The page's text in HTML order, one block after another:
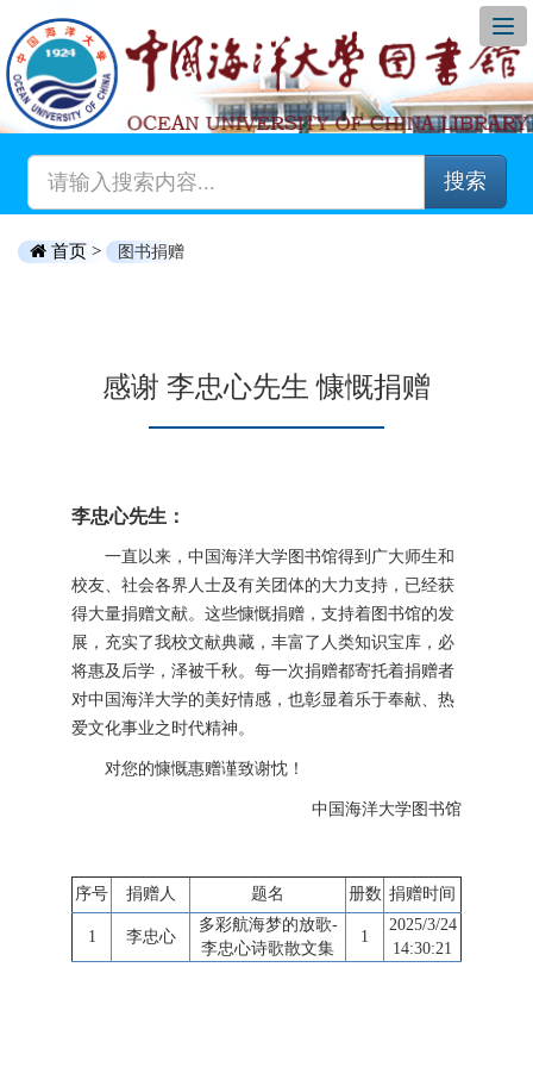
搜索
首页 > 图书捐赠
感谢 李忠心先生 慷慨捐赠
李忠心先生：
一直以来，中国海洋大学图书馆得到广大师生和
校友、社会各界人士及有关团体的大力支持，已经获
得大量捐赠文献。这些慷慨捐赠，支持着图书馆的发
展，充实了我校文献典藏，丰富了人类知识宝库，必
将惠及后学，泽被千秋。每一次捐赠都寄托着捐赠者
对中国海洋大学的美好情感，也彰显着乐于奉献、热
爱文化事业之时代精神。
对您的慷慨惠赠谨致谢忱！
中国海洋大学图书馆
序号 捐赠人 题名 册数 捐赠时间
1 李忠心
多彩航海梦的放歌-
李忠心诗歌散文集
1
2025/3/24
14:30:21